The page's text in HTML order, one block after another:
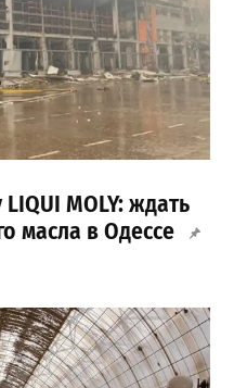
MOLY: ждать
масла в Одессе